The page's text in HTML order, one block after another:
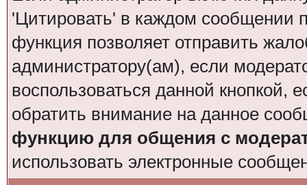
'Цитировать' в каждом сообщении
функция позволяет отправить
администратору(ам), если
воспользоваться данной кнопкой,
обратить внимание на данное
функцию для общения с
использовать электронные